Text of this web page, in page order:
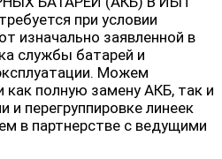
при условии
изначально заявленной в
службы батарей и
Можем
полную замену АКБ, так и
и перегруппировке линеек
в партнерстве с ведущими